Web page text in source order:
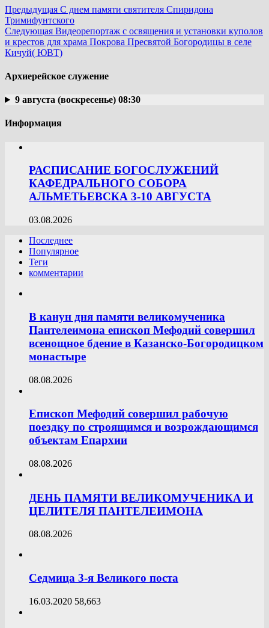
Предыдущая С днем памяти святителя Спиридона
Тримифунтского
Следующая Видеорепортаж с освящения и установки куполов
и крестов для храма Покрова Пресвятой Богородицы в селе
Кичуй( ЮВТ)
Архиерейское служение
9 августа (воскресенье) 08:30
Информация
РАСПИСАНИЕ БОГОСЛУЖЕНИЙ
КАФЕДРАЛЬНОГО СОБОРА
АЛЬМЕТЬЕВСКА 3-10 АВГУСТА
03.08.2026
Последнее
Популярное
Теги
комментарии
В канун дня памяти великомученика
Пантелеимона епископ Мефодий совершил
всенощное бдение в Казанско-Богородицком
монастыре
08.08.2026
Епископ Мефодий совершил рабочую
поездку по строящимся и возрождающимся
объектам Епархии
08.08.2026
ДЕНЬ ПАМЯТИ ВЕЛИКОМУЧЕНИКА И
ЦЕЛИТЕЛЯ ПАНТЕЛЕИМОНА
08.08.2026
Седмица 3-я Великого поста
16.03.2020 58,663